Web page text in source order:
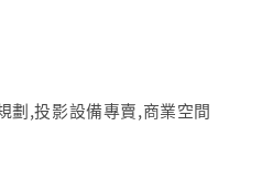
劃,投影設備專賣,商業空間